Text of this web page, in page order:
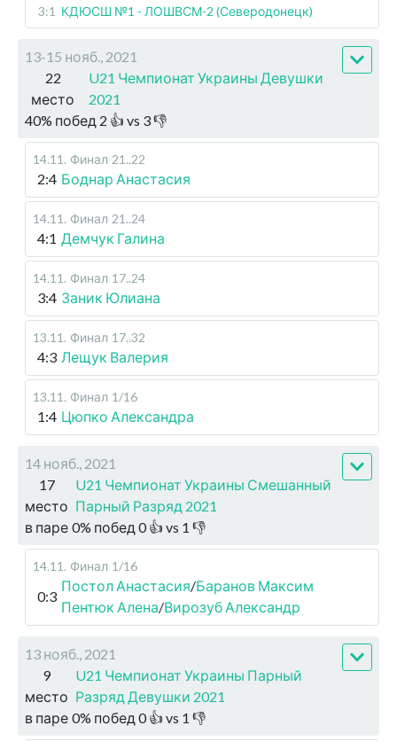
3:1 КДЮСШ №1 - ЛОШВСМ-2 (Северодонецк)
13-15 нояб., 2021
22
место
U21 Чемпионат Украины Девушки
2021
40% побед 2 👍 vs 3👎
14.11 . Финал 21..22
2:4 Боднар Анастасия
14.11 . Финал 21..24
4:1 Демчук Галина
14.11 . Финал 17..24
3:4 Заник Юлиана
13.11 . Финал 17..32
4:3 Лещук Валерия
13.11 . Финал 1/16
1:4 Цюпко Александра
14 нояб., 2021
17
место
U21 Чемпионат Украины Смешанный
Парный Разряд 2021
в паре 0% побед 0👍 vs 1 👎
14.11 . Финал 1/16
0:3
Постол Анастасия/Баранов Максим
Пентюк Алена/Вирозуб Александр
13 нояб., 2021
9
место
U21 Чемпионат Украины Парный
Разряд Девушки 2021
в паре 0% побед 0👍 vs 1 👎